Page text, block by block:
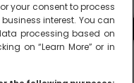
your consent to process
interest. You can
processing based on
on “Learn More” or in